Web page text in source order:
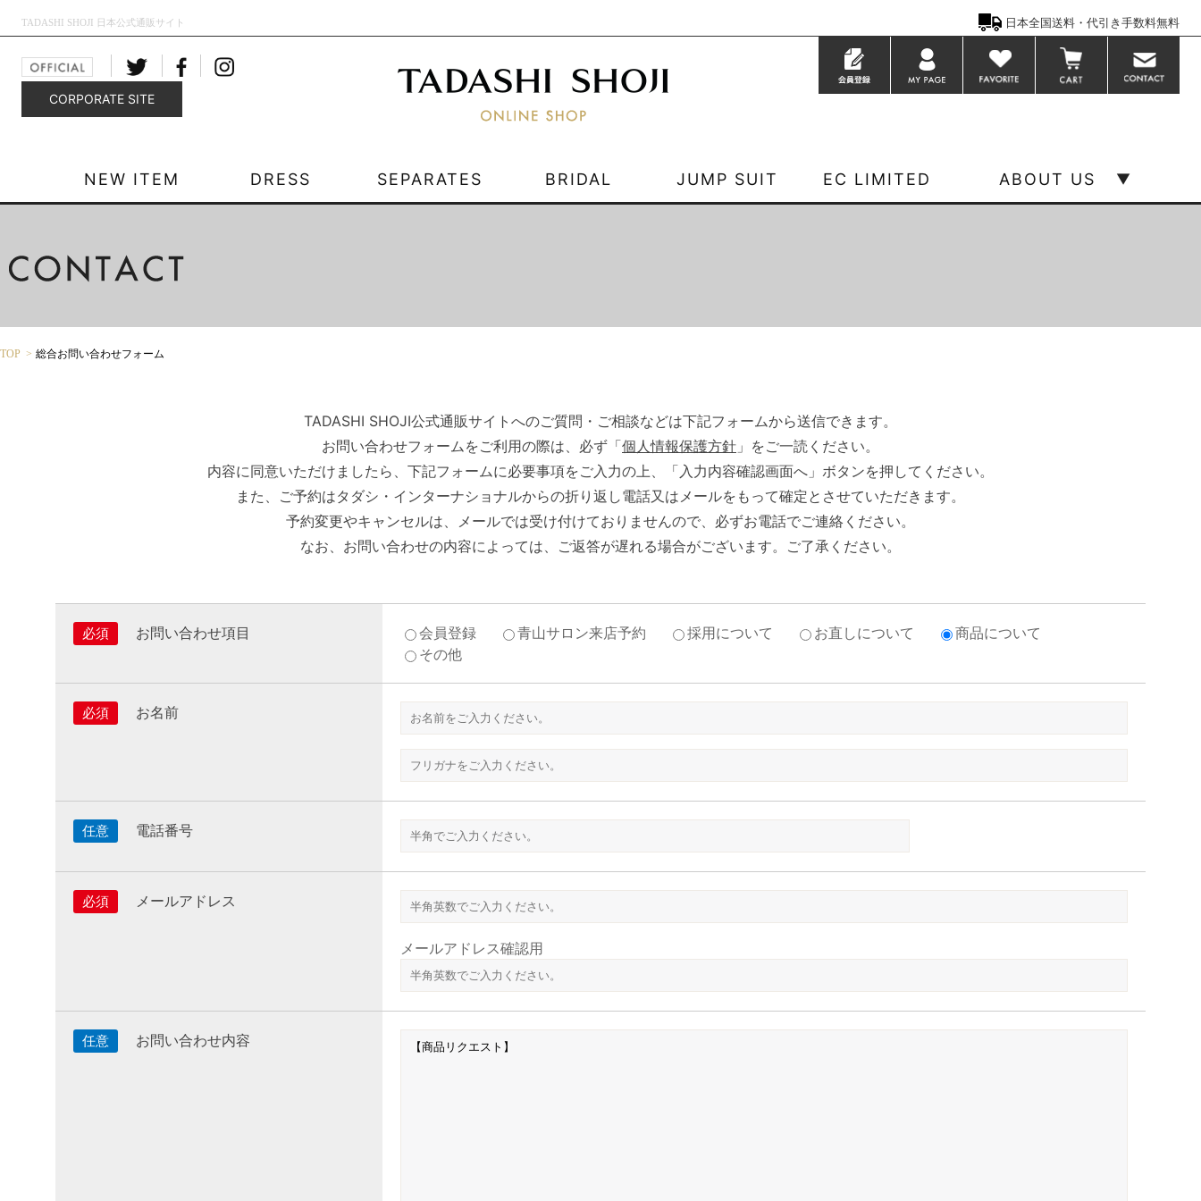
TADASHI SHOJI 日本公式通販サイト 日本全国送料・代引き手数料無料
CORPORATE SITE
NEW ITEM DRESS SEPARATES BRIDAL JUMP SUIT EC LIMITED ABOUT US ▼
TOP 総合お問い合わせフォーム
TADASHI SHOJI公式通販サイトへのご質問・ご相談などは下記フォームから送信できます。
お問い合わせフォームをご利用の際は、必ず「個人情報保護方針 」をご一読ください。
内容に同意いただけましたら、下記フォームに必要事項をご入力の上、「入力内容確認画面へ」ボタンを押してください。
また、ご予約はタダシ・インターナショナルからの折り返し電話又はメールをもって確定とさせていただきます。
予約変更やキャンセルは、メールでは受け付けておりませんので、必ずお電話でご連絡ください。
なお、お問い合わせの内容によっては、ご返答が遅れる場合がございます。ご了承ください。
必須 お問い合わせ項目 会員登録 青山サロン来店予約 採用について お直しについて
商品について
その他
必須 お名前
任意 電話番号
必須 メールアドレス
メールアドレス確認用
任意 お問い合わせ内容